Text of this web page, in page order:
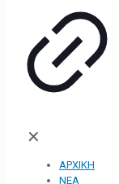
✕
ΑΡΧΙΚΗ
ΝΕΑ